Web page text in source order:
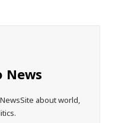
News
about world,